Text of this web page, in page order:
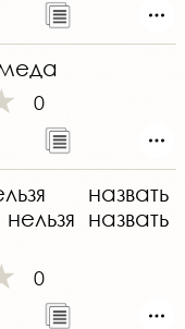
0
назвать
назвать
0